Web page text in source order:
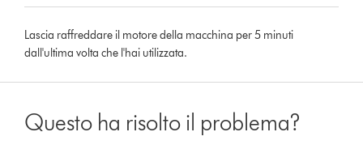
Lascia raffreddare il motore della macchina per 5 minuti
dall'ultima volta che l'hai utilizzata.
Questo ha risolto il problema?